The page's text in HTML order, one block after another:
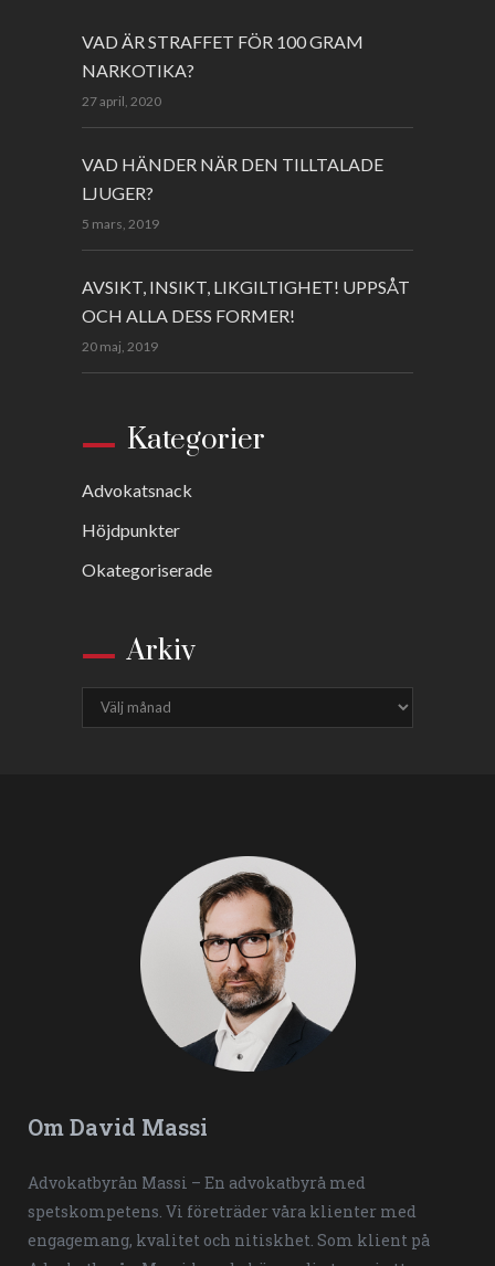
VAD ÄR STRAFFET FÖR 100 GRAM
NARKOTIKA?
27 april, 2020
VAD HÄNDER NÄR DEN TILLTALADE
LJUGER?
5 mars, 2019
AVSIKT, INSIKT, LIKGILTIGHET! UPPSÅT
OCH ALLA DESS FORMER!
20 maj, 2019
Kategorier
Advokatsnack
Höjdpunkter
Okategoriserade
Arkiv
Om David Massi
Advokatbyrån Massi – En advokatbyrå med
spetskompetens. Vi företräder våra klienter med
engagemang, kvalitet och nitiskhet. Som klient på